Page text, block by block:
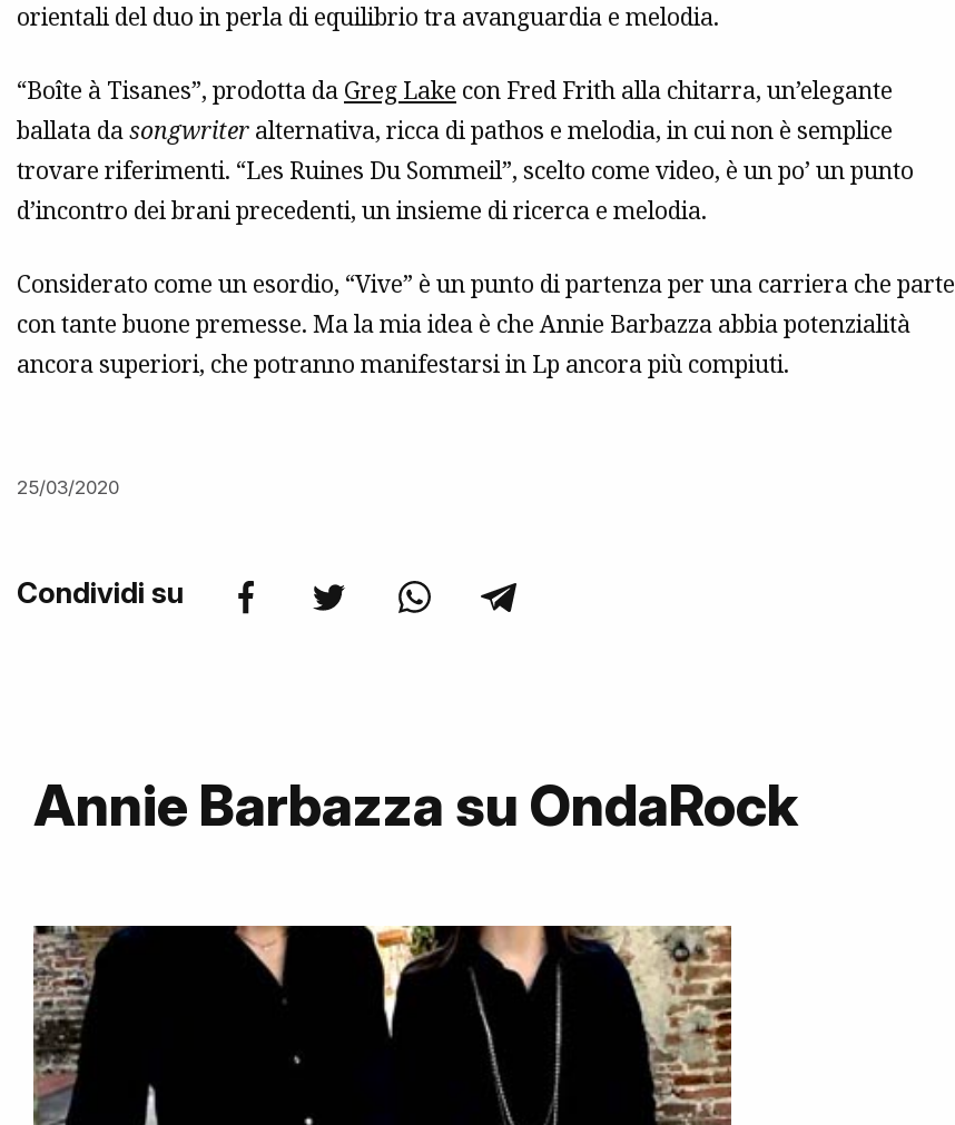
orientali del duo in perla di equilibrio tra avanguardia e melodia.
“Boîte à Tisanes”, prodotta da Greg Lake con Fred Frith alla chitarra, un’elegante
ballata dasongwriter alternativa, ricca di pathos e melodia, in cui non è semplice
trovare riferimenti. “Les Ruines Du Sommeil”, scelto come video, è un po’ un punto
d’incontro dei brani precedenti, un insieme di ricerca e melodia.
Considerato come un esordio, “Vive” è un punto di partenza per una carriera che parte
con tante buone premesse. Ma la mia idea è che Annie Barbazza abbia potenzialità
ancora superiori, che potranno manifestarsi in Lp ancora più compiuti.
25/03/2020
Condividi su
Annie Barbazza su OndaRock